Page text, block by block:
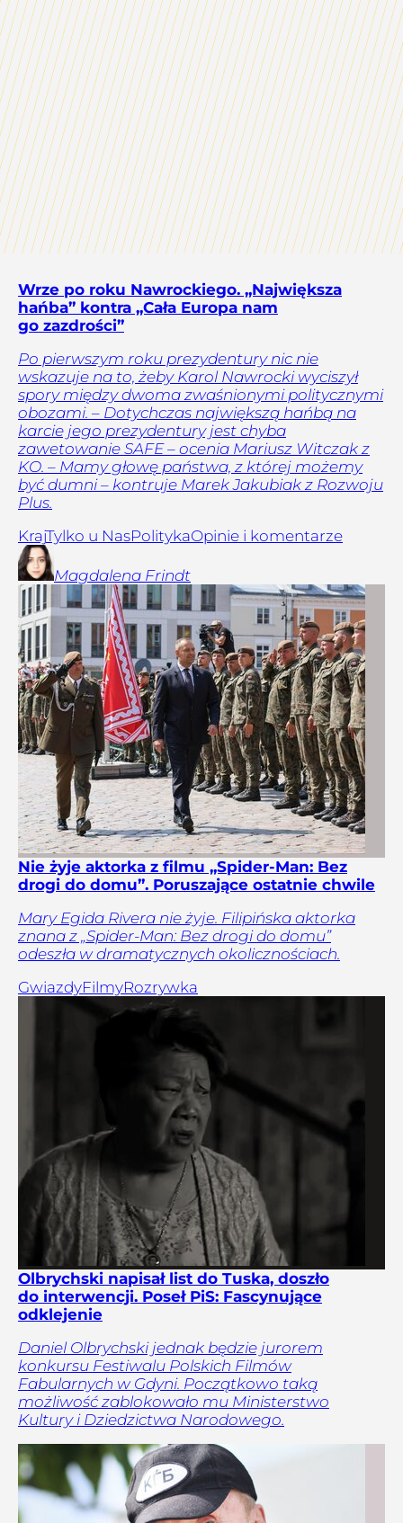
Wrze po roku Nawrockiego. „Największa
hańba” kontra „Cała Europa nam
go zazdrości”
Po pierwszym roku prezydentury nic nie
wskazuje na to, żeby Karol Nawrocki wyciszył
spory między dwoma zwaśnionymi politycznymi
obozami. – Dotychczas największą hańbą na
karcie jego prezydentury jest chyba
zawetowanie SAFE – ocenia Mariusz Witczak z
KO. – Mamy głowę państwa, z której możemy
być dumni – kontruje Marek Jakubiak z Rozwoju
Plus.
KrajTylko u NasPolitykaOpinie i komentarze
Magdalena Frindt
Nie żyje aktorka z filmu „Spider-Man: Bez
drogi do domu”. Poruszające ostatnie chwile
Mary Egida Rivera nie żyje. Filipińska aktorka
znana z „Spider-Man: Bez drogi do domu”
odeszła w dramatycznych okolicznościach.
GwiazdyFilmyRozrywka
Olbrychski napisał list do Tuska, doszło
do interwencji. Poseł PiS: Fascynujące
odklejenie
Daniel Olbrychski jednak będzie jurorem
konkursu Festiwalu Polskich Filmów
Fabularnych w Gdyni. Początkowo taką
możliwość zablokowało mu Ministerstwo
Kultury i Dziedzictwa Narodowego.